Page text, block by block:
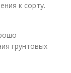
к сорту.
грунтовых